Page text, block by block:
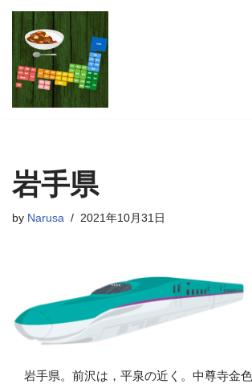
コ
ン
テ
ン
キ
ッ
プ
岩手県
by Narusa 2021年10月31日
岩手県。前沢は，平泉の近く。中尊寺金